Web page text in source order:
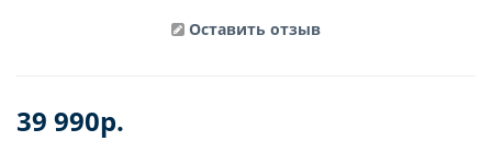
Оставить отзыв
39 990р.